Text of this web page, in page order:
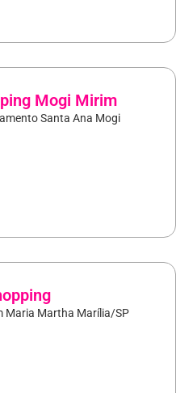
Mogi Mirim
Santa Ana Mogi
Maria Martha Marília/SP